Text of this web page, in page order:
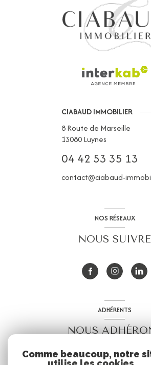
CIABAUD IMMOBILIER
8 Route de Marseille
13080Luynes
04 42 53 35 13
contact@ciabaud-
NOS RÉSEAUX
NOUS SUIVRE
ADHÉRENTS
NOUS
Comme beaucoup, notre